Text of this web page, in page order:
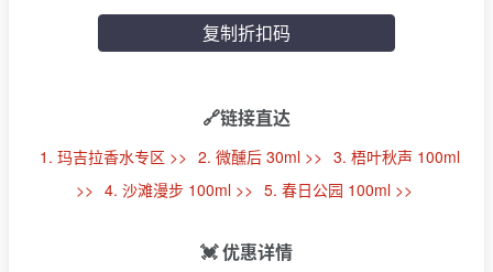
复制折扣码
🔗链接直达
1. 玛吉拉香水专区 >> 2. 微醺后 30ml >> 3. 梧叶秋声 100ml
>> 4. 沙滩漫步 100ml >> 5. 春日公园 100ml >>
💓 优惠详情